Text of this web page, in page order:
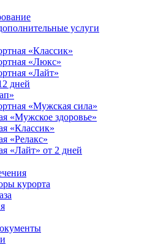
услуги
«Классик»
«Люкс»
«Лайт»
дней
«Мужская сила»
«Мужское здоровье»
«Классик»
«Релакс»
«Лайт» от 2 дней
курорта